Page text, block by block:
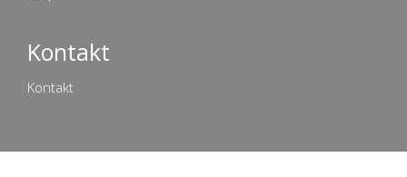
Kontakt
Kontakt